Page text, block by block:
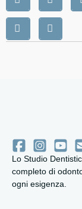
Lo Studio
completo di
ogni esigenza.